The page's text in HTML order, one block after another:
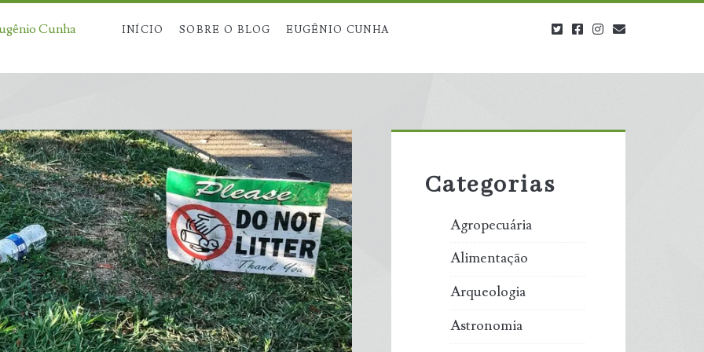
Cunha INÍCIO SOBRE O BLOG EUGÊNIO CUNHA twitterfacebookinstagram
Sidebar
Categorias
Agropecuária
Alimentação
Arqueologia
Astronomia